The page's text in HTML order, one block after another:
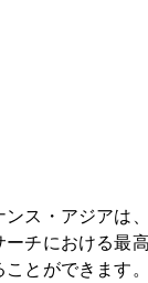
ス・アジアは
チにおける最
とができます。